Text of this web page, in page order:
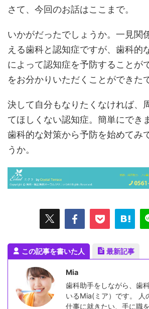
さて、今回のお話はここまで。
いかがだったでしょうか。一見関
える歯科と認知症ですが、歯科的
によって認知症を予防することが
をお分かりいただくことができた
決して自分もなりたくなければ、
てほしくない認知症。簡単にでき
歯科的な対策から予防を始めてみ
うか。
この記事を書いた人 最新記事
Mia
歯科助手をしながら、歯
いるMia(ミア）です。 人
仕事に就きたい、手に職